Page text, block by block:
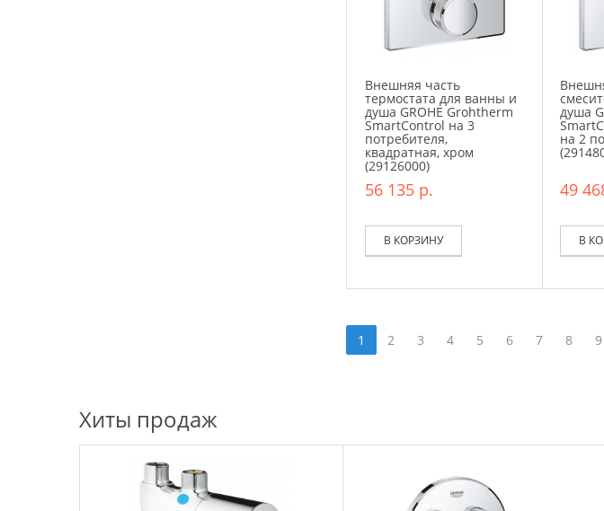
Внешняя часть
термостата для ванны и
душа GROHE Grohtherm
SmartControl на 3
потребителя,
квадратная, хром
(29126000)
56 135 р.
В КОРЗИНУ
душа
на 2
49
В
1 2 3 4 5 6 7 8 9
Хиты продаж